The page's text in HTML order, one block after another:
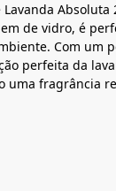
Absoluta
de vidro, é
Com um
perfeita da
uma fragrância